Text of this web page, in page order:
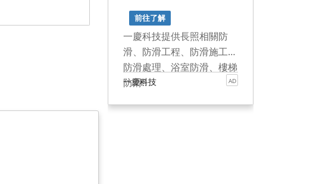
前往了解
一慶科技提供長照相關防
滑、防滑工程、防滑施工、
防滑處理、浴室防滑、樓梯
防滑!!
一慶科技 AD